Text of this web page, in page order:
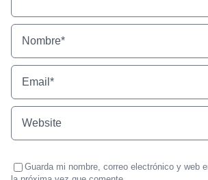
Guarda mi nombre, correo electrónico y web